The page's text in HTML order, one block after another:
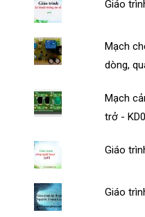
Giáo
Mạch
dòng,
Mạch
trở -
Giáo
Giáo